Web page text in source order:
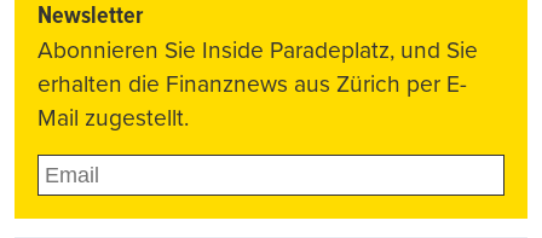
Newsletter
Abonnieren Sie Inside Paradeplatz, und Sie
erhalten die Finanznews aus Zürich per E-
Mail zugestellt.